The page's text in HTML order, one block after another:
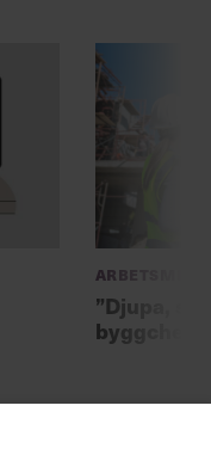
”Djupa,